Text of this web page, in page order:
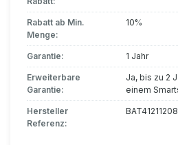
Rabatt ab Min.
Menge:
10%
Garantie: 1 Jahr
Erweiterbare
Garantie:
Ja, bis zu 2
einem
Hersteller
Referenz: